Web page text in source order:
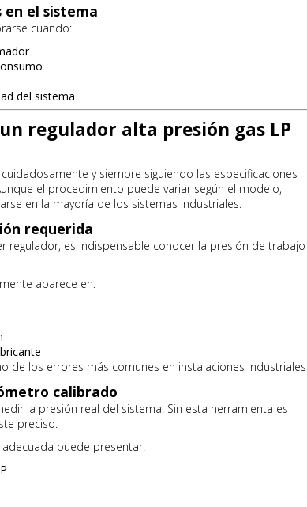
en el sistema
cuando:
del sistema
regulador alta presión gas LP
y siempre siguiendo las especificaciones
el procedimiento puede variar según el modelo,
en la mayoría de los sistemas industriales.
requerida
regulador, es indispensable conocer la presión de trabajo
aparece en:
de los errores más comunes en instalaciones industriales.
calibrado
la presión real del sistema. Sin esta herramienta es
preciso.
puede presentar: